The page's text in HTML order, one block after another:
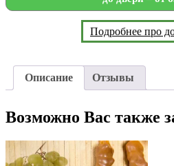
Подробнее про
Описание Отзывы
Возможно Вас также